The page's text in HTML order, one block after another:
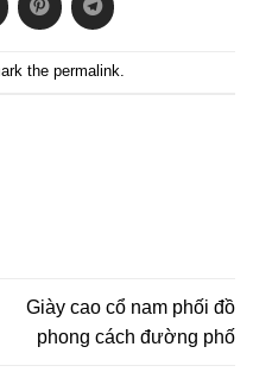
the permalink.
Giày cao cổ nam phối đồ
phong cách đường phố